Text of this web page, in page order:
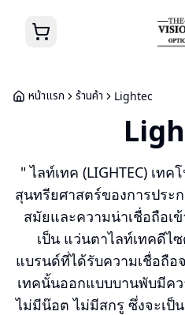
หน้าแรก ร้านค้า Lightec
" ไลท์เทค (LIGHTEC) เท
สุนทรียศาสตร์ของการประ
สมัยและความน่าเชื่อถือเ
เป็น แว่นตาไลท์เทคดีไซ
แบรนด์ที่ได้รับความเชื่อถื
เทคนั้นออกแบบบานพับมีค
ไม่มีน๊อต ไม่มีสกรู ซึ่งจะเป็